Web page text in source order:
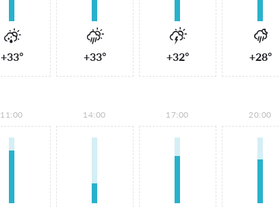
+33° +33° +32° +28°
11:00 14:00 17:00 20:00